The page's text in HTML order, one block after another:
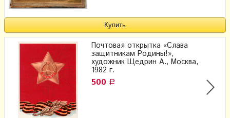
Почтовая открытка «Слава
защитникам Родины!»,
художник Щедрин А., Москва,
1982 г.
500 Р